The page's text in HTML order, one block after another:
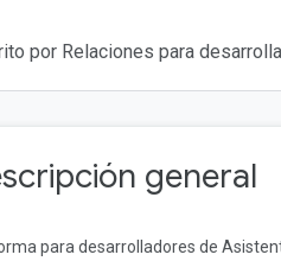
por Relaciones para
general
para desarrolladores de